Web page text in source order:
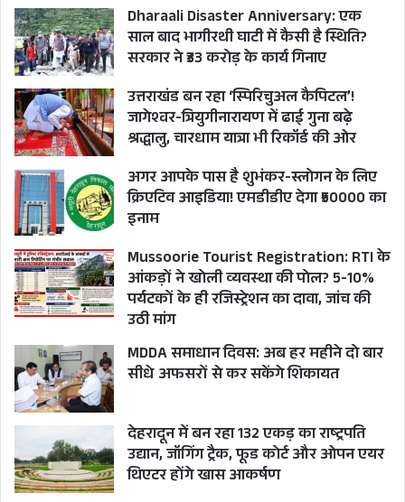
Dharaali Disaster Anniversary: एक
साल बाद भागीरथी घाटी में कैसी है स्थिति?
सरकार ने ₹33 करोड़ के कार्य गिनाए
उत्तराखंड बन रहा ‘स्पिरिचुअल कैपिटल’!
जागेश्वर-त्रियुगीनारायण में ढाई गुना बढ़े
श्रद्धालु, चारधाम यात्रा भी रिकॉर्ड की ओर
अगर आपके पास है शुभंकर-स्लोगन के लिए
क्रिएटिव आइडिया! एमडीडीए देगा ₹50000 का
इनाम
Mussoorie Tourist Registration: RTI के
आंकड़ों ने खोली व्यवस्था की पोल? 5-10%
पर्यटकों के ही रजिस्ट्रेशन का दावा, जांच की
उठी मांग
MDDA समाधान दिवस: अब हर महीने दो बार
सीधे अफसरों से कर सकेंगे शिकायत
देहरादून में बन रहा 132 एकड़ का राष्ट्रपति
उद्यान, जॉगिंग ट्रैक, फूड कोर्ट और ओपन एयर
थिएटर होंगे खास आकर्षण